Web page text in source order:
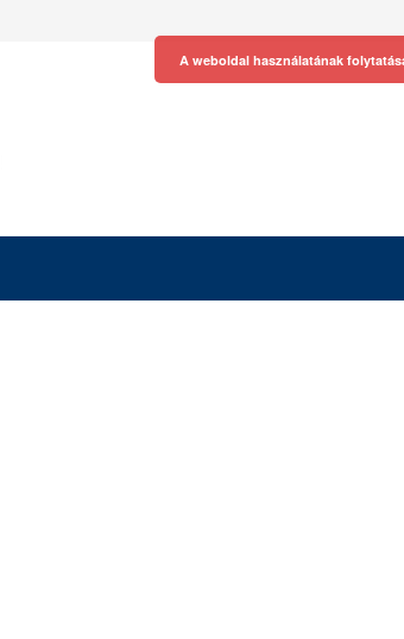
A weboldal használatának